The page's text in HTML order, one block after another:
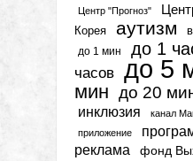
Центр "Прогноз"
Корея
аутизм
до 1 мин до 1
часов до 5
мин до 20
инклюзия канал
приложение
реклама
фонд